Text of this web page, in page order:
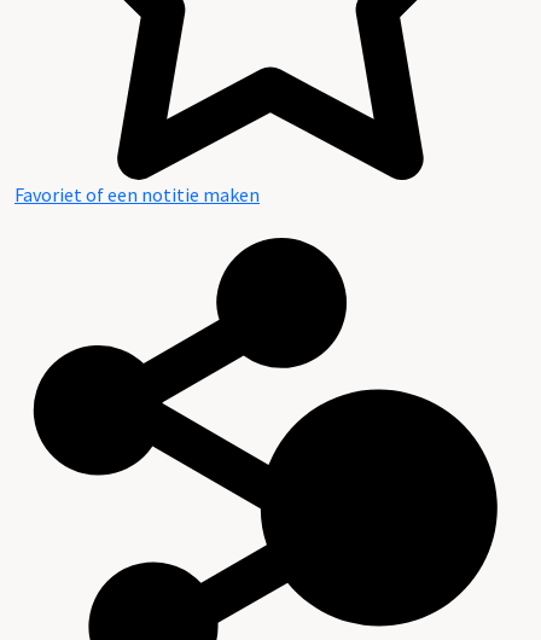
Favoriet of een notitie maken